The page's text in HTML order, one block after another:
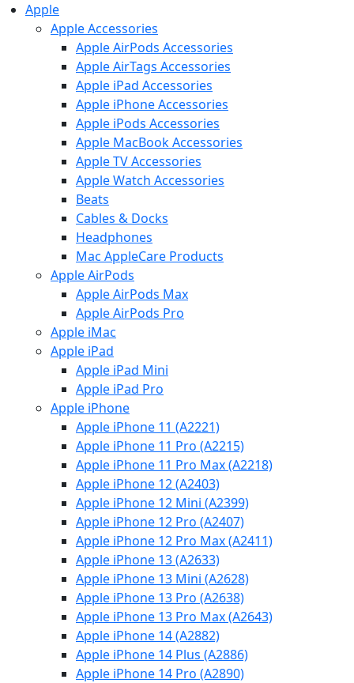
Apple
Apple Accessories
Apple AirPods Accessories
Apple AirTags Accessories
Apple iPad Accessories
Apple iPhone Accessories
Apple iPods Accessories
Apple MacBook Accessories
Apple TV Accessories
Apple Watch Accessories
Beats
Cables & Docks
Headphones
Mac AppleCare Products
Apple AirPods
Apple AirPods Max
Apple AirPods Pro
Apple iMac
Apple iPad
Apple iPad Mini
Apple iPad Pro
Apple iPhone
Apple iPhone 11 (A2221)
Apple iPhone 11 Pro (A2215)
Apple iPhone 11 Pro Max (A2218)
Apple iPhone 12 (A2403)
Apple iPhone 12 Mini (A2399)
Apple iPhone 12 Pro (A2407)
Apple iPhone 12 Pro Max (A2411)
Apple iPhone 13 (A2633)
Apple iPhone 13 Mini (A2628)
Apple iPhone 13 Pro (A2638)
Apple iPhone 13 Pro Max (A2643)
Apple iPhone 14 (A2882)
Apple iPhone 14 Plus (A2886)
Apple iPhone 14 Pro (A2890)